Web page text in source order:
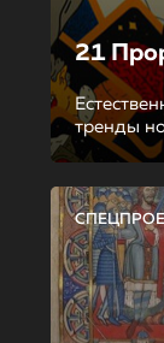
21
тренды